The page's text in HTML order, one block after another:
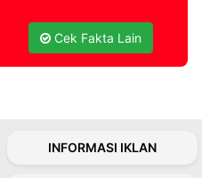
Cek Fakta Lain
INFORMASI IKLAN